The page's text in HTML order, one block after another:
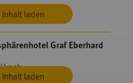
Inhalt laden
Inhalt laden
Graf Eberhard